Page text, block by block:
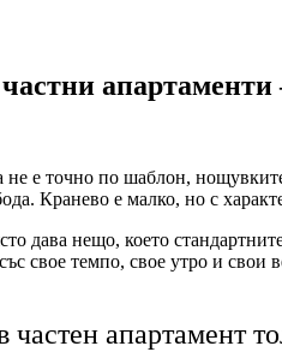
апартаменти
не е точно по шаблон,
Кранево е малко, но с
дава нещо, което
свое темпо, свое утро и
апартамент